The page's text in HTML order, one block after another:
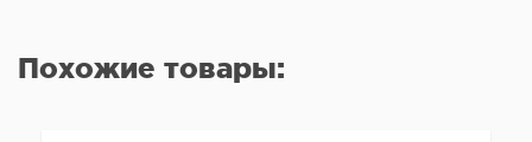
Похожие товары: